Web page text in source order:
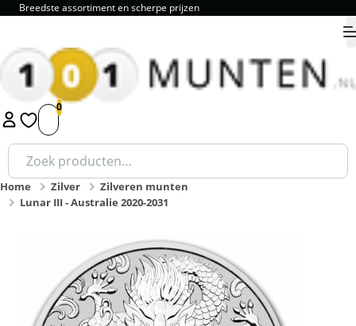
Breedste assortiment en scherpe prijzen
1 2 3 4 5 9.8
Zoeken
naar:
Home Zilver
Zilveren munten
Lunar III - Australie 2020-2031